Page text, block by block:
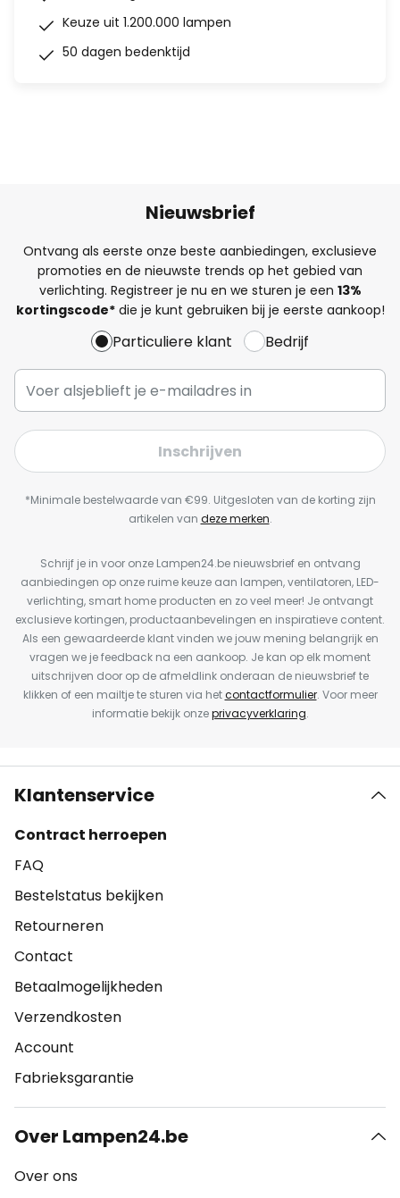
Keuze uit 1.200.000 lampen
50 dagen bedenktijd
Nieuwsbrief
Ontvang als eerste onze beste aanbiedingen, exclusieve
promoties en de nieuwste trends op het gebied van
verlichting. Registreer je nu en we sturen je een 13%
kortingscode*die je kunt gebruiken bij je eerste aankoop!
Particuliere klant Bedrijf
Inschrijven
*Minimale bestelwaarde van €99. Uitgesloten van de korting zijn
artikelen van deze merken.
Schrijf je in voor onze Lampen24.be nieuwsbrief en ontvang
aanbiedingen op onze ruime keuze aan lampen, ventilatoren, LED-
verlichting, smart home producten en zo veel meer! Je ontvangt
exclusieve kortingen, productaanbevelingen en inspiratieve content.
Als een gewaardeerde klant vinden we jouw mening belangrijk en
vragen we je feedback na een aankoop. Je kan op elk moment
uitschrijven door op de afmeldlink onderaan de nieuwsbrief te
klikken of een mailtje te sturen via hetcontactformulier. Voor meer
informatie bekijk onzeprivacyverklaring.
Klantenservice
Contract herroepen
FAQ
Bestelstatus bekijken
Retourneren
Contact
Betaalmogelijkheden
Verzendkosten
Account
Fabrieksgarantie
Over Lampen24.be
Over ons